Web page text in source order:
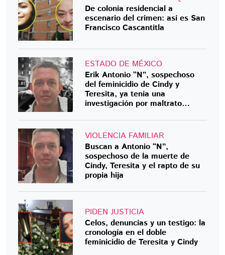
De colonia residencial a
escenario del crimen: así es San
Francisco Cascantitla
ESTADO DE MÉXICO
Erik Antonio “N”, sospechoso
del feminicidio de Cindy y
Teresita, ya tenía una
investigación por maltrato
VIOLENCIA FAMILIAR
Buscan a Antonio “N”,
sospechoso de la muerte de
Cindy, Teresita y el rapto de su
propia hija
PIDEN JUSTICIA
Celos, denuncias y un testigo: la
cronología en el doble
feminicidio de Teresita y Cindy